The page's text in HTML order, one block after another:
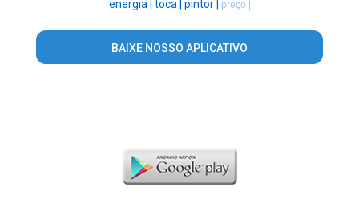
energia | toca | pintor | preço |
BAIXE NOSSO APLICATIVO